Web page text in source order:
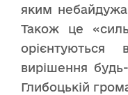
яким
Також це
орієнтуються
вирішення
Глибоцькій